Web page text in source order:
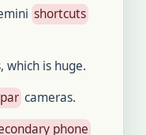
shortcuts
which is huge.
cameras.
phone